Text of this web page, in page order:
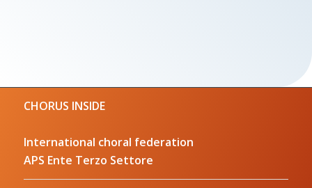
CHORUS INSIDE
International choral federation
APS Ente Terzo Settore